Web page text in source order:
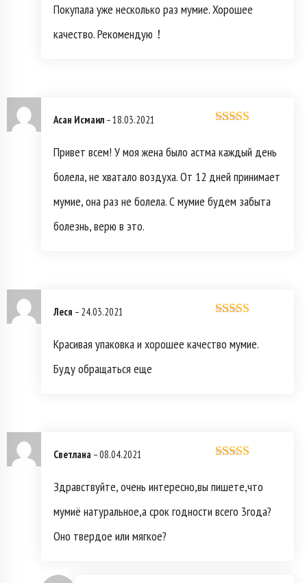
5
Покупала уже несколько раз мумие. Хорошее
качество. Рекомендую！
Асан Исмаил –18.03.2021
Привет всем! У моя жена было астма каждый день
болела, не хватало воздуха. От 12 дней принимает
мумие, она раз не болела. С мумие будем забыта
болезнь, верю в это.
Леся – 24.03.2021
Красивая упаковка и хорошее качество мумие.
Буду обращаться еще
Светлана –08.04.2021
Здравствуйте, очень интересно,вы пишете,что
мумиё натуральное,а срок годности всего 3года?
Оно твердое или мягкое?